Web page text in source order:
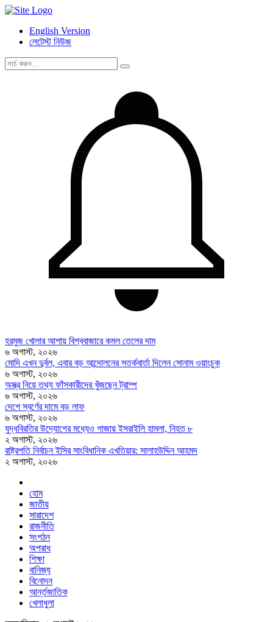
English Version
লেটেস্ট নিউজ
হরমুজ খোলার আশায় বিশ্ববাজারে কমল তেলের দাম
৬ অগাস্ট, ২০২৬
মোদি এখন দুর্বল, এবার বড় আন্দোলনের সতর্কবার্তা দিলেন সোনাম ওয়াংচুক
৬ অগাস্ট, ২০২৬
অস্ত্র নিয়ে তথ্য ফাঁসকারীদের খুঁজছেন ট্রাম্প
৬ অগাস্ট, ২০২৬
দেশে স্বর্ণের দামে বড় লাফ
৬ অগাস্ট, ২০২৬
যুদ্ধবিরতির উদ্যোগের মধ্যেও গাজায় ইসরাইলি হামলা, নিহত ৮
২ অগাস্ট, ২০২৬
রাষ্ট্রপতি নির্বাচন ইসির সাংবিধানিক এখতিয়ার: সালাহউদ্দিন আহমদ
২ অগাস্ট, ২০২৬
হোম
জাতীয়
সারাদেশ
রাজনীতি
সংগঠন
অপরাধ
শিক্ষা
বানিজ্য
বিনোদন
আর্ন্তজাতিক
খেলাধুলা